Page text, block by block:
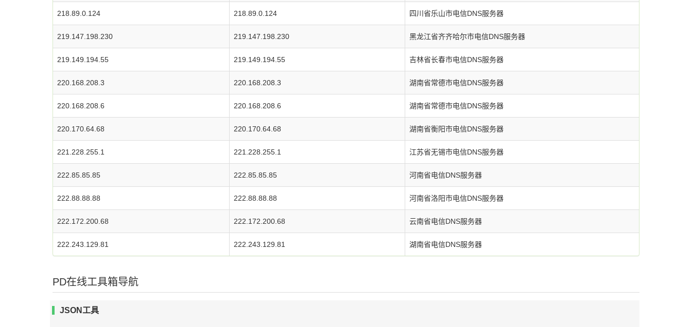
218.89.0.124 218.89.0.124 四川省乐山市电信DNS服务器
219.147.198.230 219.147.198.230 黑龙江省齐齐哈尔市电信DNS服务器
219.149.194.55 219.149.194.55 吉林省长春市电信DNS服务器
220.168.208.3 220.168.208.3 湖南省常德市电信DNS服务器
220.168.208.6 220.168.208.6 湖南省常德市电信DNS服务器
220.170.64.68 220.170.64.68 湖南省衡阳市电信DNS服务器
221.228.255.1 221.228.255.1 江苏省无锡市电信DNS服务器
222.85.85.85 222.85.85.85 河南省电信DNS服务器
222.88.88.88 222.88.88.88 河南省洛阳市电信DNS服务器
222.172.200.68 222.172.200.68 云南省电信DNS服务器
222.243.129.81 222.243.129.81 湖南省电信DNS服务器
PD在线工具箱导航
JSON工具